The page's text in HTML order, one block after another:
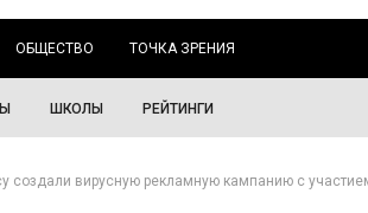
ОБЩЕСТВО ТОЧКА ЗРЕНИЯ
ШКОЛЫ РЕЙТИНГИ
создали вирусную рекламную кампанию с